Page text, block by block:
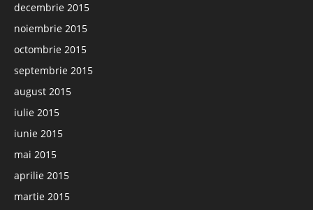
decembrie 2015
noiembrie 2015
octombrie 2015
septembrie 2015
august 2015
iulie 2015
iunie 2015
mai 2015
aprilie 2015
martie 2015